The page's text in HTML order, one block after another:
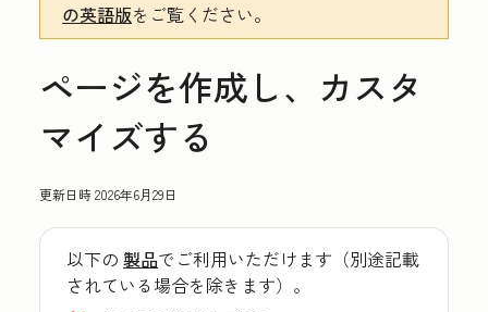
の英語版をご覧ください。
ページを作成し、カスタ
マイズする
更新日時2026年6月29日
以下の 製品でご利用いただけます（別途記載
されている場合を除きます）。